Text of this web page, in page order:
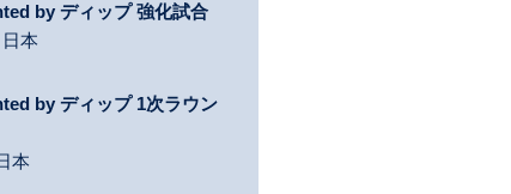
by ディップ 強化試合
日本
by ディップ 1次ラウン
本